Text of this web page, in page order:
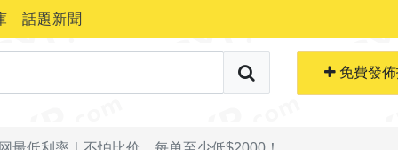
話題新聞
免費發
免費生成簡歷